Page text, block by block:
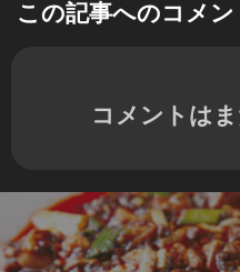
この記事へのコメン
コメントは